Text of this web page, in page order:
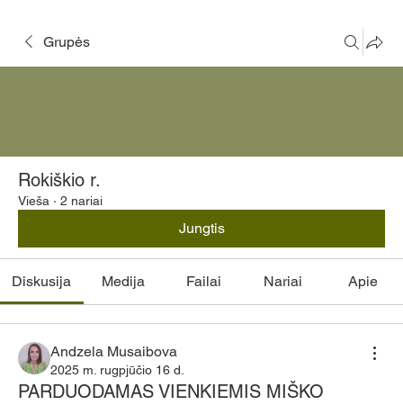
Grupės
Rokiškio r.
Vieša · 2 nariai
Jungtis
Diskusija Medija Failai Nariai Apie
Andzela Musaibova
2025 m. rugpjūčio 16 d.
PARDUODAMAS VIENKIEMIS MIŠKO